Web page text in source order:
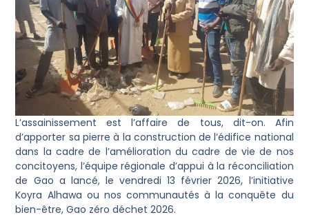
L’assainissement est l’affaire de tous, dit-on. Afin
d’apporter sa pierre à la construction de l’édifice national
dans la cadre de l’amélioration du cadre de vie de nos
concitoyens, l’équipe régionale d’appui à la réconciliation
de Gao a lancé, le vendredi 13 février 2026, l’initiative
Koyra Alhawa ou nos communautés à la conquête du
bien-être, Gao zéro déchet 2026.